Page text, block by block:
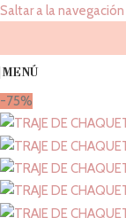
Saltar a la navegación
MENÚ
-75%